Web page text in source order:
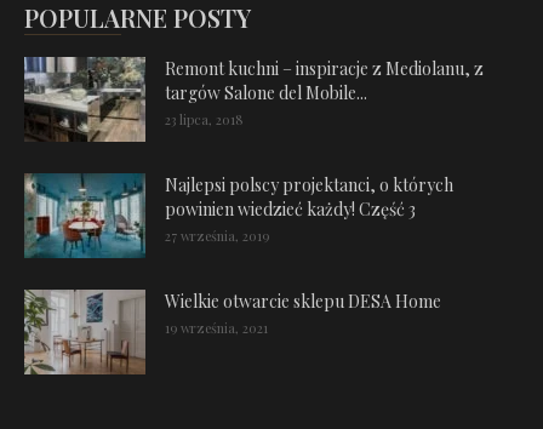
POPULARNE POSTY
Remont kuchni – inspiracje z Mediolanu, z
targów Salone del Mobile...
23 lipca, 2018
Najlepsi polscy projektanci, o których
powinien wiedzieć każdy! Część 3
27 września, 2019
Wielkie otwarcie sklepu DESA Home
19 września, 2021